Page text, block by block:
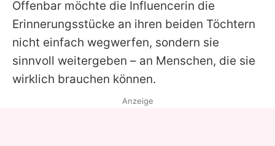
Offenbar möchte die Influencerin die
Erinnerungsstücke an ihren beiden Töchtern
nicht einfach wegwerfen, sondern sie
sinnvoll weitergeben – an Menschen, die sie
wirklich brauchen können.
Anzeige